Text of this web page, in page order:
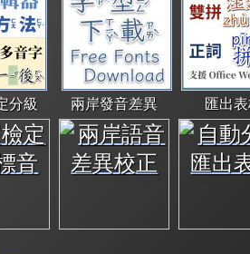
分級 兩岸發音差異 匯出